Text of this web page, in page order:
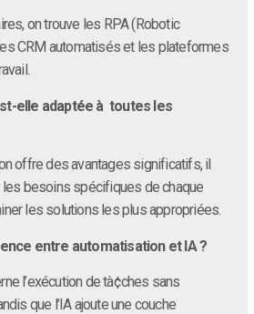
on trouve les RPA (Robotic
CRM automatisés et les plateformes
elle adaptée à toutes les
offre des avantages significatifs, il
les besoins spécifiques de chaque
les solutions les plus appropriées.
entre automatisation et IA ?
l’exécution de tà¢ches sans
que l’IA ajoute une couche